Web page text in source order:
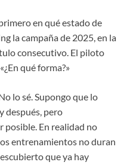
en qué estado de
la campaña de 2025, en la
consecutivo. El piloto
qué forma?»
lo sé. Supongo que lo
después, pero
posible. En realidad no
entrenamientos no duran
que ya hay